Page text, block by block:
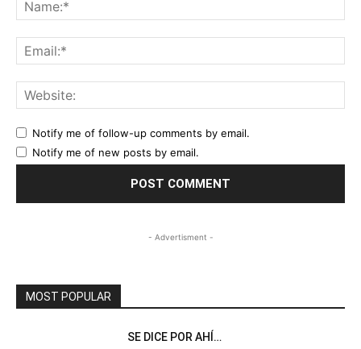
Notify me of follow-up comments by email.
Notify me of new posts by email.
- Advertisment -
MOST POPULAR
SE DICE POR AHÍ…